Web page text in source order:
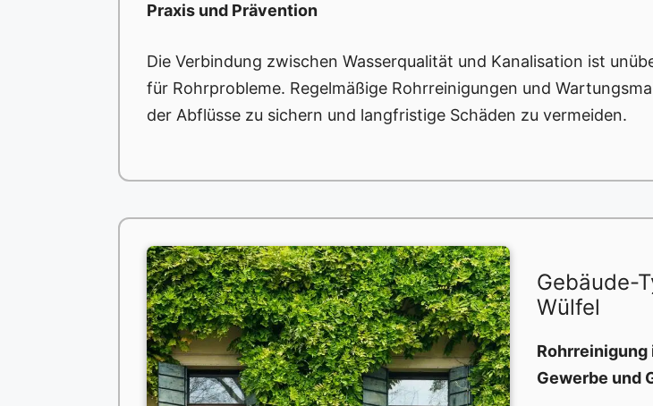
Praxis und Prävention
Die Verbindung zwischen Wasserqualität und Kanalisation ist
für Rohrprobleme. Regelmäßige Rohrreinigungen und
der Abflüsse zu sichern und langfristige Schäden zu vermeiden.
Gebäude-
Wülfel
Rohrreinigung
Gewerbe und